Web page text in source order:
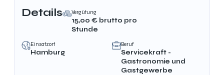
Details Vergütung
15,00 € brutto pro
Stunde
Einsatzort
Hamburg
Beruf
Servicekraft -
Gastronomie und
Gastgewerbe